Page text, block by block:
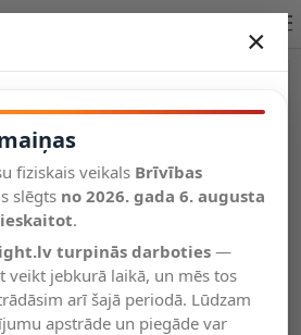
Valodas
×
fiziskais veikals Brīvības
slēgts no 2026. gada 6. augusta
.
turpinās darboties—
veikt jebkurā laikā, un mēs tos
arī šajā periodā. Lūdzam
apstrāde un piegāde var